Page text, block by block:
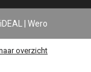
| Wero
overzicht